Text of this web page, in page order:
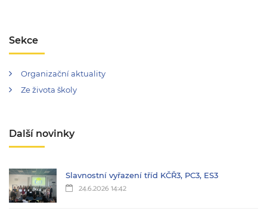
Sekce
Organizační aktuality
Ze života školy
Další novinky
Slavnostní vyřazení tříd KČŘ3, PC3, ES3
24.6.2026 14:42